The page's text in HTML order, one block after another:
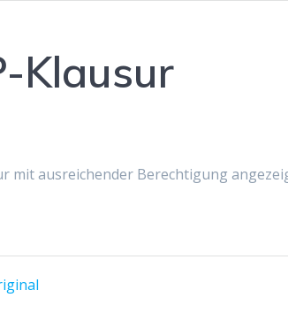
Klausur
mit ausreichender Berechtigung